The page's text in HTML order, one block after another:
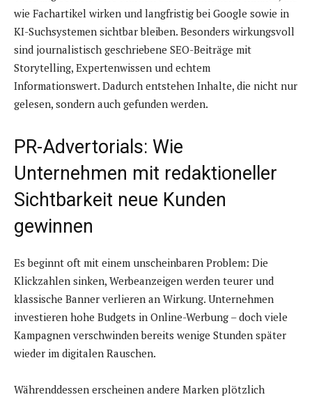
wie Fachartikel wirken und langfristig bei Google sowie in
KI-Suchsystemen sichtbar bleiben. Besonders wirkungsvoll
sind journalistisch geschriebene SEO-Beiträge mit
Storytelling, Expertenwissen und echtem
Informationswert. Dadurch entstehen Inhalte, die nicht nur
gelesen, sondern auch gefunden werden.
PR-Advertorials: Wie
Unternehmen mit redaktioneller
Sichtbarkeit neue Kunden
gewinnen
Es beginnt oft mit einem unscheinbaren Problem: Die
Klickzahlen sinken, Werbeanzeigen werden teurer und
klassische Banner verlieren an Wirkung. Unternehmen
investieren hohe Budgets in Online-Werbung – doch viele
Kampagnen verschwinden bereits wenige Stunden später
wieder im digitalen Rauschen.
Währenddessen erscheinen andere Marken plötzlich